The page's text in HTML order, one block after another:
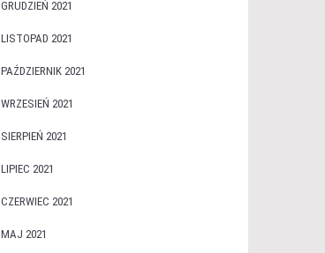
GRUDZIEŃ 2021
LISTOPAD 2021
PAŹDZIERNIK 2021
WRZESIEŃ 2021
SIERPIEŃ 2021
LIPIEC 2021
CZERWIEC 2021
MAJ 2021